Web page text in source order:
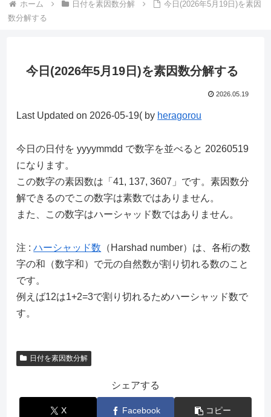
ホーム 日付を素因数分解
今日(2026年5月19日)を素因
数分解する
今日(2026年5月19日)を素因数分解する
2026.05.19
Last Updated on 2026-05-19( by heragorou
今日の日付を yyyymmdd で数字を並べると 20260519
になります。
この数字の素因数は「41, 137, 3607」です。素因数分
解できるのでこの数字は素数ではありません。
また、この数字はハーシャッド数ではありません。
注 :ハーシャッド数 （Harshad number）は、各桁の数
字の和（数字和）で元の自然数が割り切れる数のこと
です。
例えば12は1+2=3で割り切れるためハーシャッド数で
す。
日付を素因数分解
シェアする
X Facebook コピー